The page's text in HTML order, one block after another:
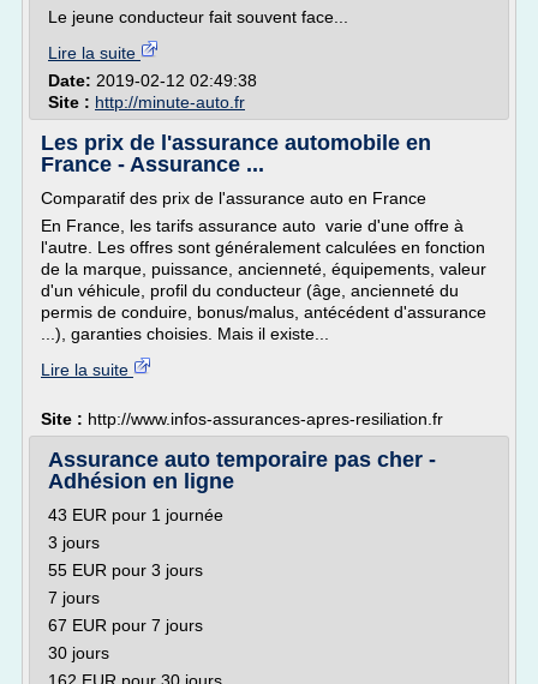
Le jeune conducteur fait souvent face...
Lire la suite
Date: 2019-02-12 02:49:38
Site : http://minute-auto.fr
Les prix de l'assurance automobile en
France - Assurance ...
Comparatif des prix de l'assurance auto en France
En France, les tarifs assurance auto varie d'une offre à
l'autre. Les offres sont généralement calculées en fonction
de la marque, puissance, ancienneté, équipements, valeur
d'un véhicule, profil du conducteur (âge, ancienneté du
permis de conduire, bonus/malus, antécédent d'assurance
...), garanties choisies. Mais il existe...
Lire la suite
Site : http://www.infos-assurances-apres-resiliation.fr
Assurance auto temporaire pas cher -
Adhésion en ligne
43 EUR pour 1 journée
3 jours
55 EUR pour 3 jours
7 jours
67 EUR pour 7 jours
30 jours